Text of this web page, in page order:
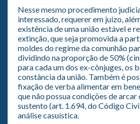
Nesse mesmo procedimento
interessado, requerer em juízo,
existência de uma união estável e
extinção, que seja promovida a
moldes do regime da comunhão
dividindo na proporção de 50%
para cada um dos ex-cônjuges, os
constância da união. Também é
fixação de verba alimentar em
que não possua condições de
sustento (art. 1.694, do Código
análise casuística.